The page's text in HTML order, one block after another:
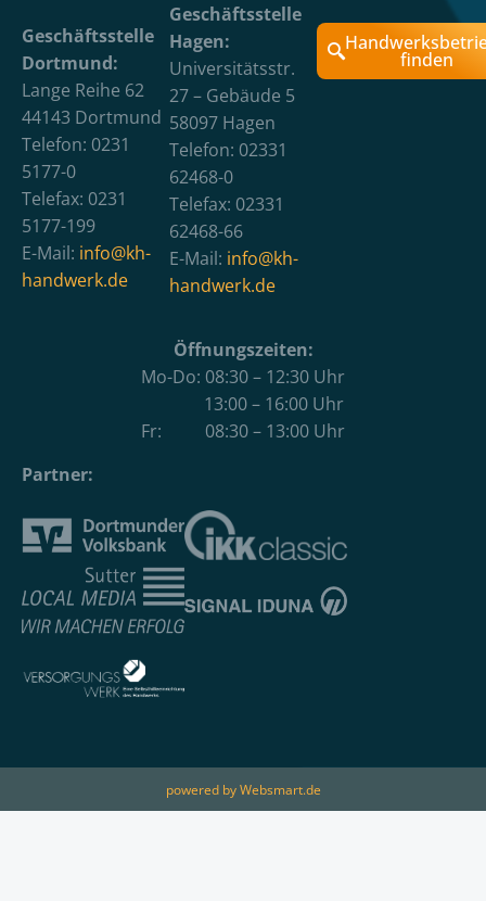
Geschäftsstelle
Dortmund:
Lange Reihe 62
44143 Dortmund
Telefon: 0231
5177-0
Telefax: 0231
5177-199
E-Mail: info@kh-
handwerk.de
Geschäftsstelle
Hagen:
Universitätsstr.
27 – Gebäude 5
58097 Hagen
Telefon: 02331
62468-0
Telefax: 02331
62468-66
E-Mail: info@kh-
handwerk.de
finden
Öffnungszeiten:
Mo-Do: 08:30 – 12:30 Uhr
13:00 – 16:00 Uhr
Fr: 08:30 – 13:00 Uhr
Partner:
powered by Websmart.de